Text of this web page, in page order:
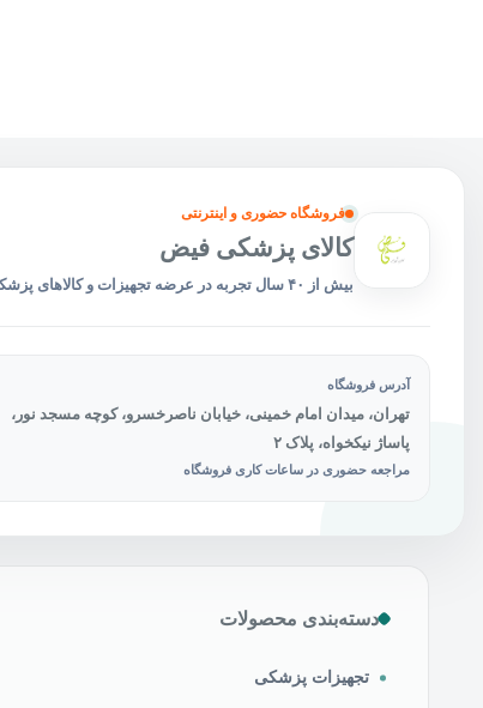
فروشگاه حضوری و اینترنتی
کالای پزشکی فیض
بیش از ۴۰ سال تجربه در عرضه تجهیزات و کالاهای پزشکی
آدرس فروشگاه
تهران، میدان امام خمینی، خیابان ناصرخسرو، کوچه مسجد نور،
پاساژ نیکخواه، پلاک ۲
مراجعه حضوری در ساعات کاری فروشگاه
دسته‌بندی محصولات
تجهیزات پزشکی